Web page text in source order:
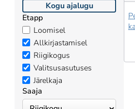
Kogu ajalugu
Etapp
Loomisel
Allkirjastamisel
Riigikogus
Valitsusasutuses
Järelkaja
Saaja